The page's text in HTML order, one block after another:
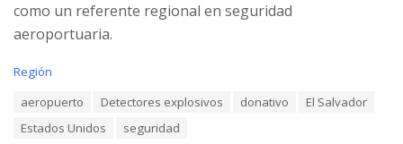
como un referente regional en seguridad
aeroportuaria.
C
Región
aeropuerto Detectores explosivos donativo
El Salvador
Estados Unidos
seguridad